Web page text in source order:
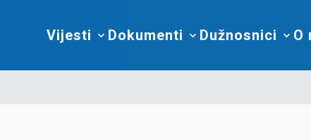
Vijesti Dokumenti Dužnosnici O